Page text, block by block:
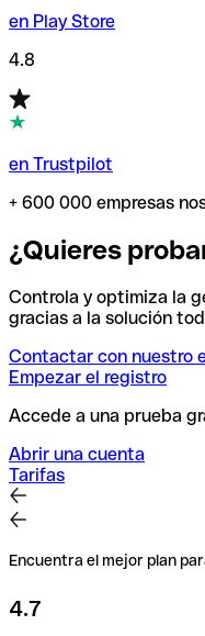
en Play Store
4.8
en Trustpilot
+ 600 000 empresas
¿Quieres
Controla y optimiza la
gracias a la solución
Contactar con nuestro
Empezar el registro
Accede a una prueba
Abrir una cuenta
Tarifas
Encuentra el mejor plan
4.7